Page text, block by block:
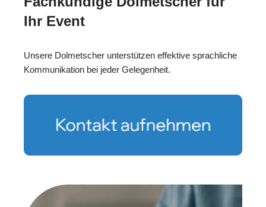
Ihr Event
Unsere Dolmetscher unterstützen effektive sprachliche
Kommunikation bei jeder Gelegenheit.